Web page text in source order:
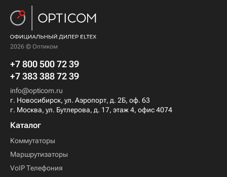
2026 © Оптиком
+7 800 500 72 39
+7 383 388 72 39
info@opticom.ru
г. Новосибирск, ул. Аэропорт, д. 2Б, оф. 63
г. Москва, ул. Бутлерова, д. 17, этаж 4, офис 4074
Каталог
Коммутаторы
Маршрутизаторы
VoIP Телефония